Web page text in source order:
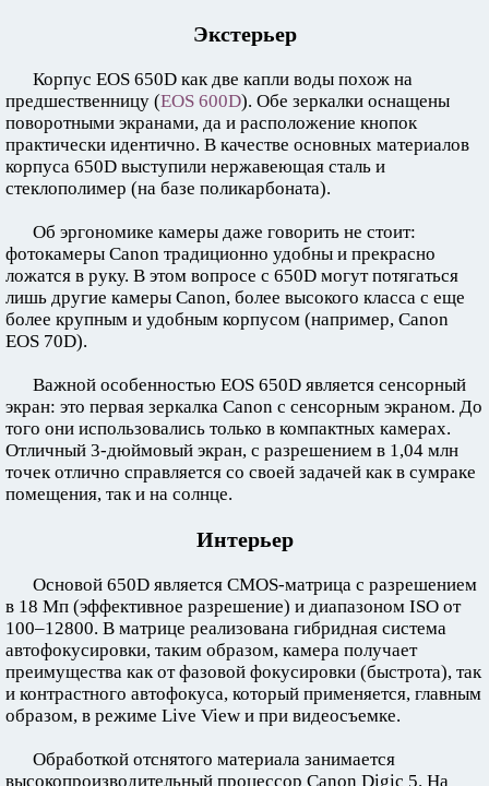
Экстерьер
Корпус EOS 650D как две капли воды похож на
предшественницу (EOS 600D). Обе зеркалки оснащены
поворотными экранами, да и расположение кнопок
практически идентично. В качестве основных материалов
корпуса 650D выступили нержавеющая сталь и
стеклополимер (на базе поликарбоната).
Об эргономике камеры даже говорить не стоит:
фотокамеры Canon традиционно удобны и прекрасно
ложатся в руку. В этом вопросе с 650D могут потягаться
лишь другие камеры Canon, более высокого класса с еще
более крупным и удобным корпусом (например, Canon
EOS 70D).
Важной особенностью EOS 650D является сенсорный
экран: это первая зеркалка Canon с сенсорным экраном. До
того они использовались только в компактных камерах.
Отличный 3-дюймовый экран, с разрешением в 1,04 млн
точек отлично справляется со своей задачей как в сумраке
помещения, так и на солнце.
Интерьер
Основой 650D является CMOS-матрица с разрешением
в 18 Мп (эффективное разрешение) и диапазоном ISO от
100–12800. В матрице реализована гибридная система
автофокусировки, таким образом, камера получает
преимущества как от фазовой фокусировки (быстрота), так
и контрастного автофокуса, который применяется, главным
образом, в режиме Live View и при видеосъемке.
Обработкой отснятого материала занимается
высокопроизводительный процессор Canon Digic 5. На